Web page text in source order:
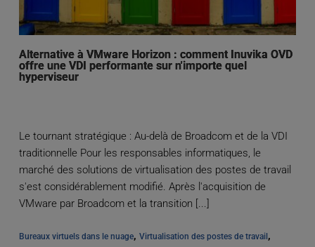
Alternative à VMware Horizon : comment Inuvika OVD
offre une VDI performante sur n'importe quel
hyperviseur
Le tournant stratégique : Au-delà de Broadcom et de la VDI
traditionnelle Pour les responsables informatiques, le
marché des solutions de virtualisation des postes de travail
s'est considérablement modifié. Après l'acquisition de
VMware par Broadcom et la transition [...]
Bureaux virtuels dans le nuage, Virtualisation des postes de travail